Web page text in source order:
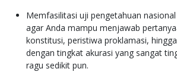
Memfasilitasi uji pengetahuan
agar Anda mampu menjawab
konstitusi, peristiwa proklamasi,
dengan tingkat akurasi yang sangat
ragu sedikit pun.